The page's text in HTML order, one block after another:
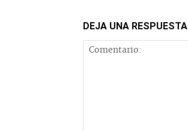
DEJA UNA RESPUESTA